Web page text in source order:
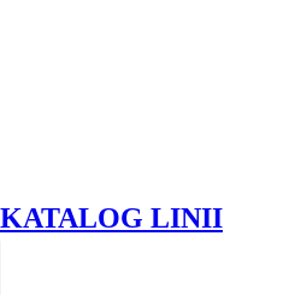
LINII